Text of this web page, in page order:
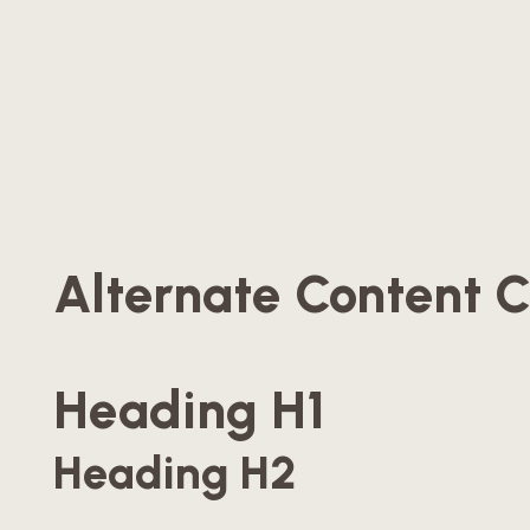
Alternate Content
Heading H1
Heading H2